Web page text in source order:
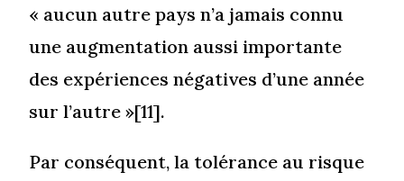
« aucun autre pays n’a jamais connu
une augmentation aussi importante
des expériences négatives d’une année
sur l’autre »[11].
Par conséquent, la tolérance au risque